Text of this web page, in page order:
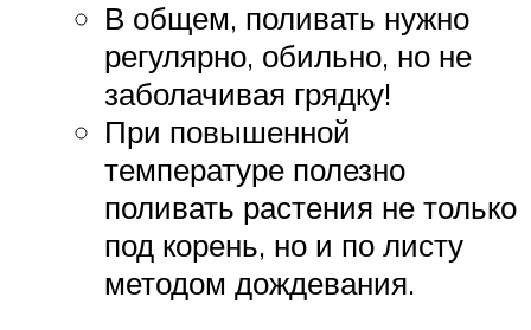
В общем, поливать нужно
регулярно, обильно, но не
заболачивая грядку!
При повышенной
температуре полезно
поливать растения не только
под корень, но и по листу
методом дождевания.